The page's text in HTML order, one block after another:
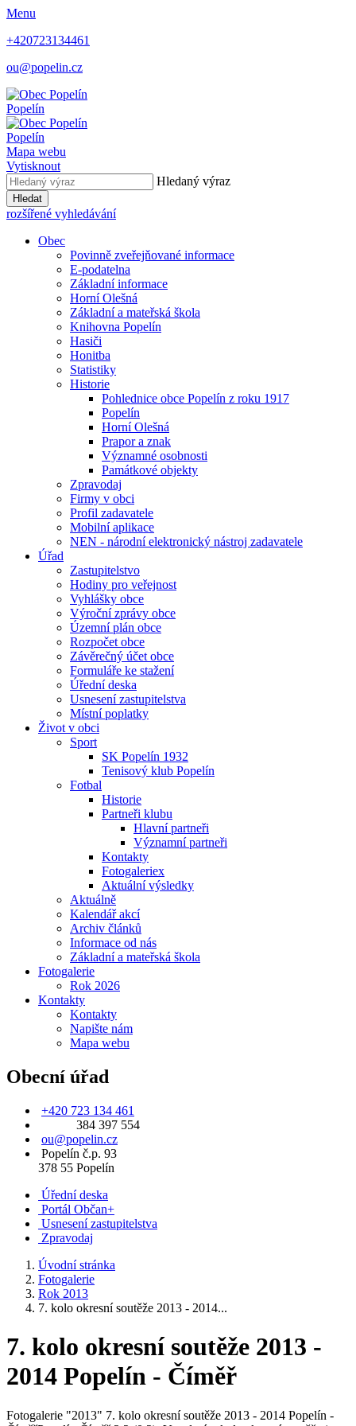
Menu
+420723134461
ou@popelin.cz
Popelín
Popelín
Mapa webu
Vytisknout
Hledaný výraz
Hledat
rozšířené vyhledávání
Obec
Povinně zveřejňované informace
E-podatelna
Základní informace
Horní Olešná
Základní a mateřská škola
Knihovna Popelín
Hasiči
Honitba
Statistiky
Historie
Pohlednice obce Popelín z roku 1917
Popelín
Horní Olešná
Prapor a znak
Významné osobnosti
Památkové objekty
Zpravodaj
Firmy v obci
Profil zadavatele
Mobilní aplikace
NEN - národní elektronický nástroj zadavatele
Úřad
Zastupitelstvo
Hodiny pro veřejnost
Vyhlášky obce
Výroční zprávy obce
Územní plán obce
Rozpočet obce
Závěrečný účet obce
Formuláře ke stažení
Úřední deska
Usnesení zastupitelstva
Místní poplatky
Život v obci
Sport
SK Popelín 1932
Tenisový klub Popelín
Fotbal
Historie
Partneři klubu
Hlavní partneři
Významní partneři
Kontakty
Fotogaleriex
Aktuální výsledky
Aktuálně
Kalendář akcí
Archiv článků
Informace od nás
Základní a mateřská škola
Fotogalerie
Rok 2026
Kontakty
Kontakty
Napište nám
Mapa webu
Obecní úřad
+420 723 134 461
384 397 554
ou@popelin.cz
Popelín č.p. 93
378 55 Popelín
Úřední deska
Portál Občan+
Usnesení zastupitelstva
Zpravodaj
Úvodní stránka
Fotogalerie
Rok 2013
7. kolo okresní soutěže 2013 - 2014...
7. kolo okresní soutěže 2013 -
2014 Popelín - Číměř
Fotogalerie "2013" 7. kolo okresní soutěže 2013 - 2014 Popelín -